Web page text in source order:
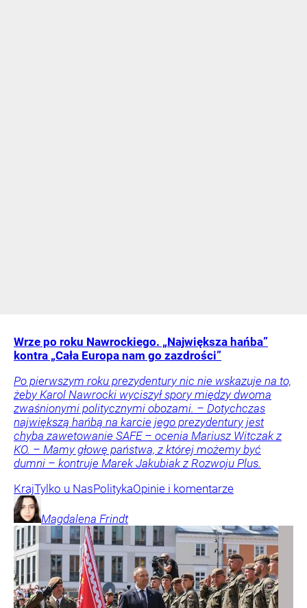
Wrze po roku Nawrockiego. „Największa hańba”
kontra „Cała Europa nam go zazdrości”
Po pierwszym roku prezydentury nic nie wskazuje na to,
żeby Karol Nawrocki wyciszył spory między dwoma
zwaśnionymi politycznymi obozami. – Dotychczas
największą hańbą na karcie jego prezydentury jest
chyba zawetowanie SAFE – ocenia Mariusz Witczak z
KO. – Mamy głowę państwa, z której możemy być
dumni – kontruje Marek Jakubiak z Rozwoju Plus.
KrajTylko u NasPolitykaOpinie i komentarze
Magdalena Frindt